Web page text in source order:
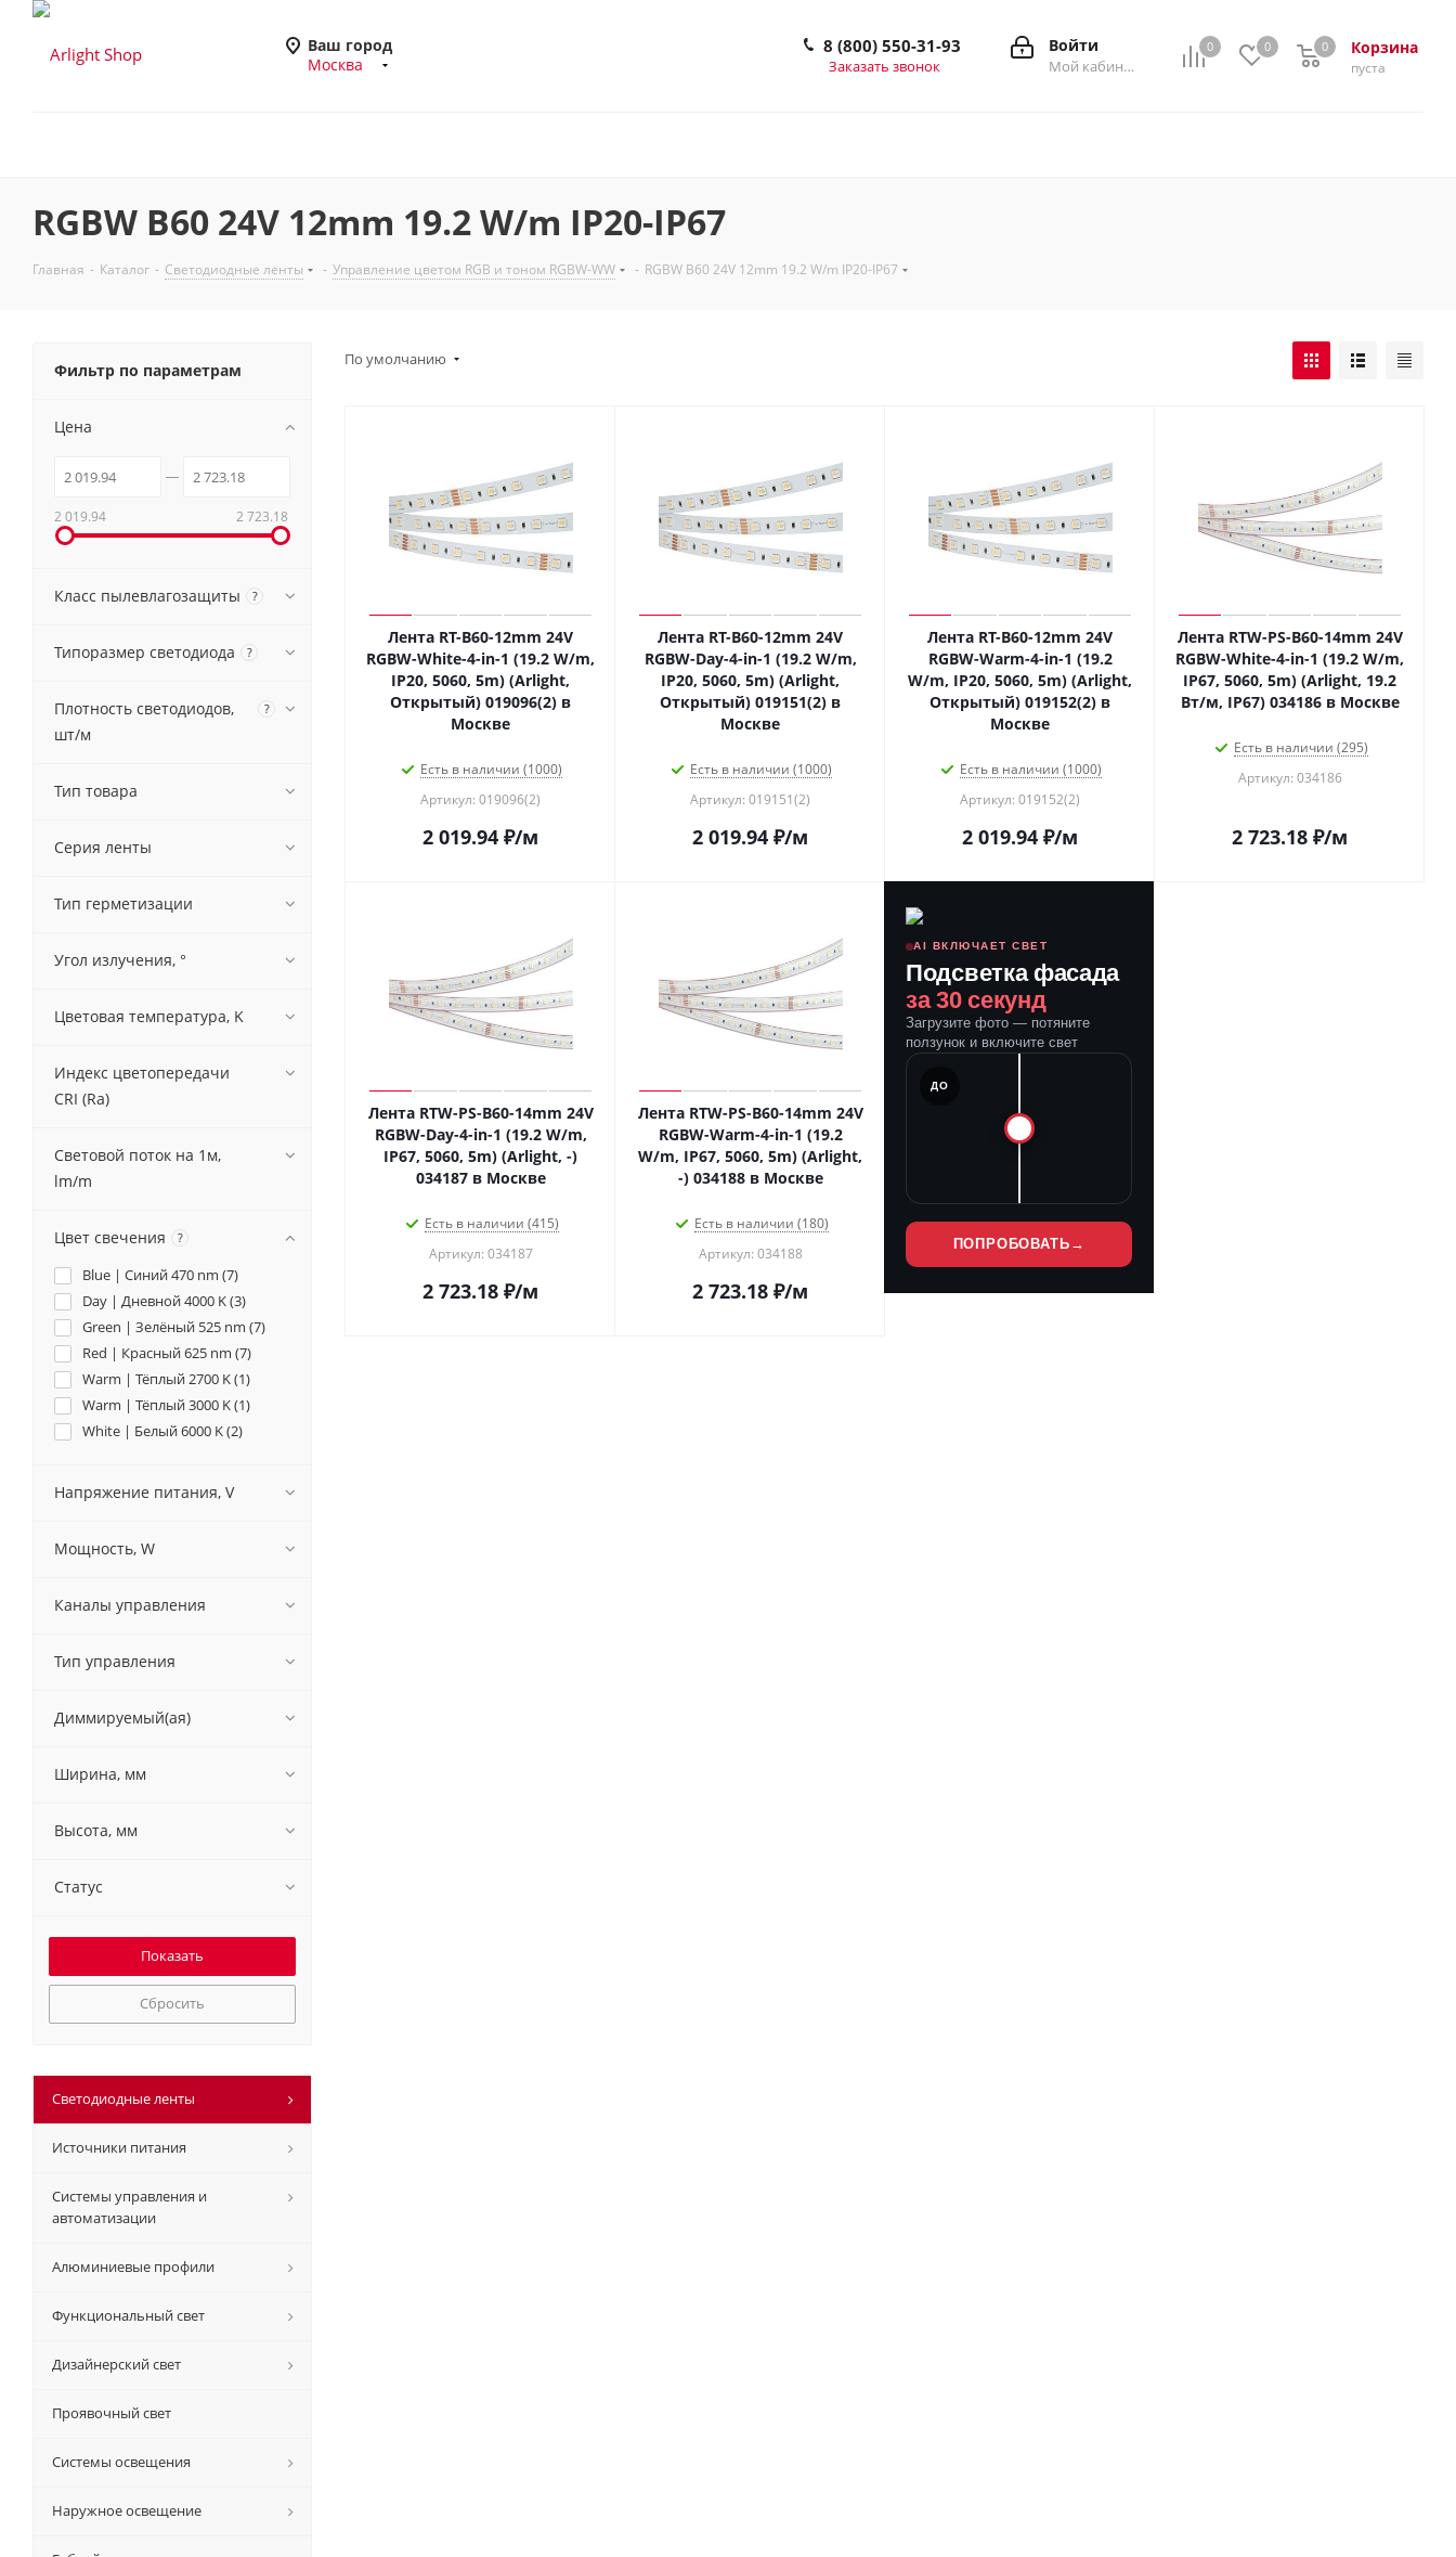
Ваш город
Москва
0 0 Корзина
0
пуста
0
Войти
Мой кабинет
8 (800) 550-31-93
Заказать звонок
RGBW B60 24V 12mm 19.2 W/m IP20-IP67
Главная - Каталог - Светодиодные ленты - Управление цветом RGB и тоном RGBW-WW - RGBW B60 24V 12mm 19.2 W/m IP20-IP67
По умолчанию
Лента RT-B60-12mm 24V
RGBW-White-4-in-1 (19.2 W/m,
IP20, 5060, 5m) (Arlight,
Открытый) 019096(2) в
Москве
Есть в наличии (1000)
Артикул: 019096(2)
2 019.94 ₽/м
Лента RT-B60-12mm 24V
RGBW-Day-4-in-1 (19.2 W/m,
IP20, 5060, 5m) (Arlight,
Открытый) 019151(2) в
Москве
Есть в наличии (1000)
Артикул: 019151(2)
2 019.94 ₽/м
Лента RT-B60-12mm 24V
RGBW-Warm-4-in-1 (19.2
W/m, IP20, 5060, 5m) (Arlight,
Открытый) 019152(2) в
Москве
Есть в наличии (1000)
Артикул: 019152(2)
2 019.94 ₽/м
Лента RTW-PS-B60-14mm 24V
RGBW-White-4-in-1 (19.2 W/m,
IP67, 5060, 5m) (Arlight, 19.2
Вт/м, IP67) 034186 в Москве
Есть в наличии (295)
Артикул: 034186
2 723.18 ₽/м
Лента RTW-PS-B60-14mm 24V
RGBW-Day-4-in-1 (19.2 W/m,
IP67, 5060, 5m) (Arlight, -)
034187 в Москве
Есть в наличии (415)
Артикул: 034187
2 723.18 ₽/м
Лента RTW-PS-B60-14mm 24V
RGBW-Warm-4-in-1 (19.2
W/m, IP67, 5060, 5m) (Arlight,
-) 034188 в Москве
Есть в наличии (180)
Артикул: 034188
2 723.18 ₽/м
AI ВКЛЮЧАЕТ СВЕТ
Подсветка фасада
за 30 секунд
Загрузите фото — потяните
ползунок и включите свет
ДО
ПОПРОБОВАТЬ →
Фильтр по параметрам
Цена
2 019.94 2 723.18
Класс пылевлагозащиты ?
Типоразмер светодиода ?
Плотность светодиодов,
шт/м
?
Тип товара
Серия ленты
Тип герметизации
Угол излучения, °
Цветовая температура, K
Индекс цветопередачи
CRI (Ra)
Световой поток на 1м,
lm/m
Цвет свечения ?
Blue | Синий 470 nm (7)
Day | Дневной 4000 K (3)
Green | Зелёный 525 nm (7)
Red | Красный 625 nm (7)
Warm | Тёплый 2700 K (1)
Warm | Тёплый 3000 K (1)
White | Белый 6000 K (2)
Напряжение питания, V
Мощность, W
Каналы управления
Тип управления
Диммируемый(ая)
Ширина, мм
Высота, мм
Статус
Сбросить
Светодиодные ленты
Источники питания
Системы управления и
автоматизации
Алюминиевые профили
Функциональный свет
Дизайнерский свет
Проявочный свет
Системы освещения
Наружное освещение